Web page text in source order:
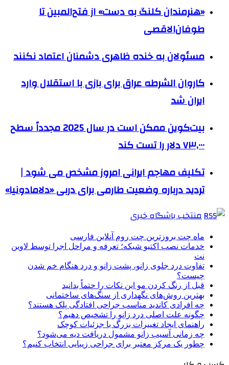
«هنرمندان کلنگ به دست» از فتح‌المبین تا
طوفان‌الاقصی
مسئولان به خنده ظاهری دشمنان اعتماد نکنند
کاروان الشرطه عراق برای بازی با استقلال وارد
ایران شد
بیت‌کوین ممکن است در سال 2025 مجدداً سطح
۷۳,۰۰۰ دلار را تست کند
تکلیف مهاجم ایرانی امروز مشخص می شود |
تردید درباره وضعیت طارمی برای دربی «دلامادونیا»
منتخب باشگاه خبری
ماه چت بروزترین چت روم آنلاین فارسی
خدمات نصب اکتیو شبکه؛ تعرفه و مراحل اجرا توسط لاوین
نت
تفاوت درد جلوی زانو، پشت زانو و درد هنگام خم شدن
چیست؟
قبل از رنگ کردن مو این نکات را حتماً بدانید
بهترین روش‌های نگهداری از سنگ‌های ساختمانی
چه افرادی کاندید مناسب جراحی افتادگی پلک هستند؟
چگونه علت اصلی درد زانو را تشخیص دهیم؟
راهنمای ایجاد تغییرات بزرگ با جزئیات کوچک
چه زمانی آسیب زانو مشمول دریافت دیه می‌شود؟
چطور یک مرکز معتبر برای جراحی زیبایی انتخاب کنیم؟